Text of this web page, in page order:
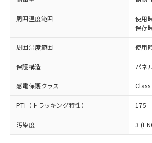
周囲温度範囲
使用
保存
周囲湿度範囲 使用
保護構造 パネ
感電保護クラス Class
PTI（トラッキング特性） 175
汚染度 3
正式な納期状況および標準
様のお取引先、またはお客
ムロン制御機器販売店・当
オムロン制御機器販売店や
販売ネットワーク
在庫状況および標準価格結果
事前の承諾なく第三者に漏
示しないようお願いします。
マイパーツ機能（部品リスト
ビス）をご利用いただくに
ルベンジル（BBP） 1000ppm以下、フタル
（DBP） 1000ppm以下、フタル酸ジイソ
但し、RoHS指令で産業用監視および制御機
適用除外項目は除く。
フタル酸エステル類の４物質については閾
図的な使用がないことを確認しています。
部品在庫の切り替え状況などによ
月が前後することがあります。
ニル類) : 1000ppm、 PBDEs(ポリ臭化ジフ
ル類) : 1000ppm、
DBP(フタル酸ジブチル) : 1000ppm、
イソブチル) : 1000ppm、 BBP(フタル酸ブ
DEHP(フタル酸ビス(2-エチルヘキシル)) :
「ｅ」：有害物質（10物質）のす
準値以下であることを示します。
「10」：通常の使用状況下にお
質が外部に漏えいし、環境に深刻
及ぼさない年数を意味します。
当社は規制貨物を破棄する
全に破砕するなど、違法に
いよう必要な手段を講じます
当社は貴社製品を、核兵器
ル、化学兵器、生物兵器ま
武器並びにこれらの製造装
当社は、貴社製品を第三者に
場合は、上記1、2および3
該第三者に通知します。また
販売先および販売に係わる
法に輸出するおそれがある
り引きをいたしません。
一定数以上の在庫あり
一定数には満たないが
在庫なし(最新の在庫状
いては、お客様のお取
たはお客様担当のオム
機器販売店・当社販売員
受注生産機種、また在
情報を公開していない